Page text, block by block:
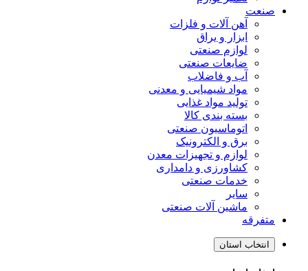
صنعت
آهن آلات و فلزات
ابزار و یراق
لوازم صنعتی
ضایعات صنعتی
آب و فاضلاب
مواد شیمیایی و معدنی
تولید مواد غذایی
بسته بندی کالا
اتوماسیون صنعتی
برق و الکترونیک
لوازم و تجهیزات معدن
کشاورزی و دامداری
خدمات صنعتی
سایر
ماشین آلات صنعتی
متفرقه
انتخاب استان